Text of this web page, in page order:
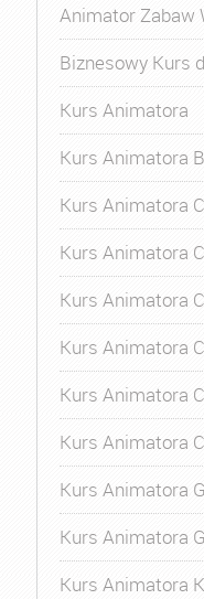
Animator Zabaw
Biznesowy Kurs
Kurs Animatora
Kurs Animatora
Kurs Animatora
Kurs Animatora
Kurs Animatora
Kurs Animatora
Kurs Animatora
Kurs Animatora
Kurs Animatora
Kurs Animatora
Kurs Animatora